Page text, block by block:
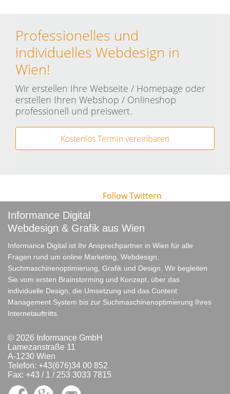
Professionelles und
individuelles Webdesign in
Wien!
Wir erstellen Ihre Webseite / Homepage oder
erstellen Ihren Webshop / Onlineshop
professionell und preiswert.
Kostenlos Termin vereinbaren
FollowTwittern
Informance Digital
Webdesign & Grafik aus Wien
Informance Digital ist Ihr Ansprechpartner in Wien für alle
Fragen rund um online Marketing, Webdesign,
Suchmaschinenoptimierung, Grafik und Design. Wir begleiten
Sie vom ersten Brainstorming und Konzept, über das
individuelle Design, die Umsetzung und das Content
Management System bis zur Suchmaschinenoptimierung Ihres
Internetauftritts.
© 2026 Informance GmbH
Lamezanstraße 11
A-1230 Wien
Telefon: +43(676)34 00 852
Fax: +43 / 1 / 253 3033 7815